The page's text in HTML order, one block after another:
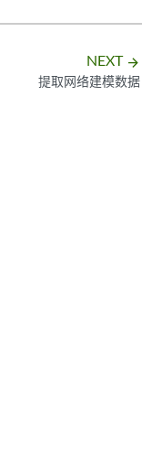
NEXT arrow_forward
提取网络建模数据